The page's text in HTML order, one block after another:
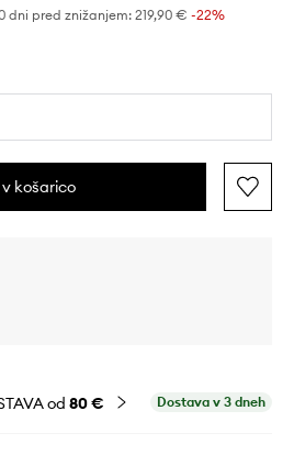
dni pred znižanjem: 219,90 € -22%
košarico
od 80 € Dostava v 3 dneh